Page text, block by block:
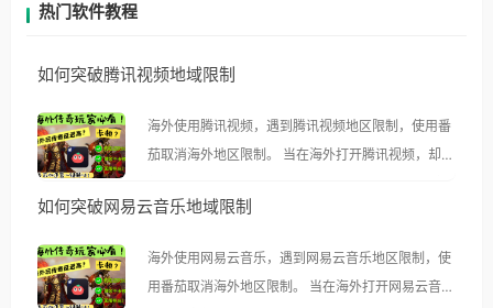
热门软件教程
如何突破腾讯视频地域限制
海外使用腾讯视频，遇到腾讯视频地区限制，使用番
茄取消海外地区限制。 当在海外打开腾讯视频，却突
示语。 海外用户如香港、澳门、台湾、美国、加拿
像其他音乐平台一样，出现地区及版权限制问题，且
仅能在中国大陆地区播放。 遇到这个问题的朋友们，
如何突破网易云音乐地域限制
海外使用网易云音乐，遇到网易云音乐地区限制，使
用番茄取消海外地区限制。 当在海外打开网易云音